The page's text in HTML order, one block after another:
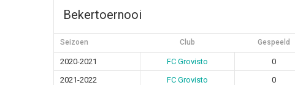
Bekertoernooi
Seizoen Club Gespeeld
2020-2021 FC Grovisto 0
2021-2022
FC Grovisto 0